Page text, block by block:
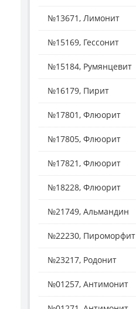
№13671, Лимонит
№15169, Гессонит
№15184, Румянцевит
№16179, Пирит
№17801, Флюорит
№17805, Флюорит
№17821, Флюорит
№18228, Флюорит
№21749, Альмандин
№22230, Пироморфит
№23217, Родонит
№01257, Антимонит